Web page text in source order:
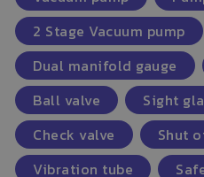
2 Stage Vacuum pump
Dual manifold gauge
Ball valve
Sight
Check valve
Shut
Vibration tube